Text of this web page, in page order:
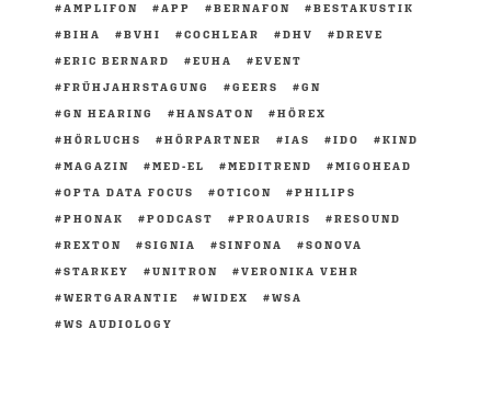
AMPLIFON APP BERNAFON
BESTAKUSTIK
BIHA
BVHI COCHLEAR DHV
DREVE
ERIC BERNARD
EUHA
EVENT
FRÜHJAHRSTAGUNG
GEERS
GN
GN HEARING
HANSATON
HÖREX
HÖRLUCHS
HÖRPARTNER IAS IDO
KIND
MAGAZIN
MED-EL MEDITREND
MIGOHEAD
OPTA DATA FOCUS
OTICON
PHILIPS
PHONAK
PODCAST PROAURIS
RESOUND
REXTON
SIGNIA SINFONA
SONOVA
STARKEY
UNITRON
VERONIKA VEHR
WERTGARANTIE
WIDEX
WSA
WS AUDIOLOGY